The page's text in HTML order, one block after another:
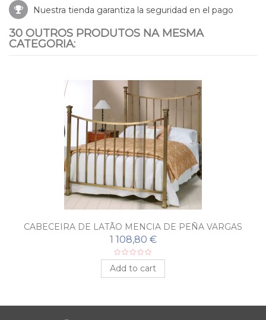
Nuestra tienda garantiza la seguridad en el pago
30 OUTROS PRODUTOS NA MESMA
CATEGORIA:
CABECEIRA DE LATÃO MENCIA DE PEÑA VARGAS
1 108,80 €
Add to cart